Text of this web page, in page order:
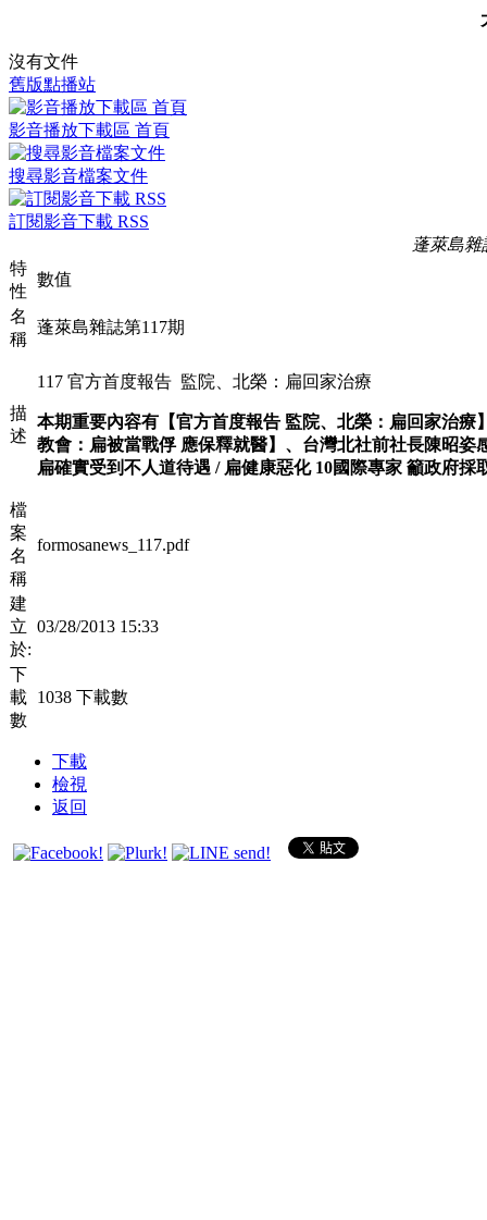
沒有文件
舊版點播站
影音播放下載區 首頁
搜尋影音檔案文件
訂閱影音下載 RSS
蓬萊島雜
特
性
數值
名
稱
蓬萊島雜誌第117期
描
述
117 官方首度報告 監院、北榮：扁回家治療
本期重要內容有【官方首度報告 監院、北榮：扁回家治
教會：扁被當戰俘 應保釋就醫】、台灣北社前社長陳昭
扁確實受到不人道待遇 / 扁健康惡化 10國際專家 籲政府採
檔
案
名
稱
formosanews_117.pdf
建
立
於:
03/28/2013 15:33
下
載
數
1038 下載數
下載
檢視
返回